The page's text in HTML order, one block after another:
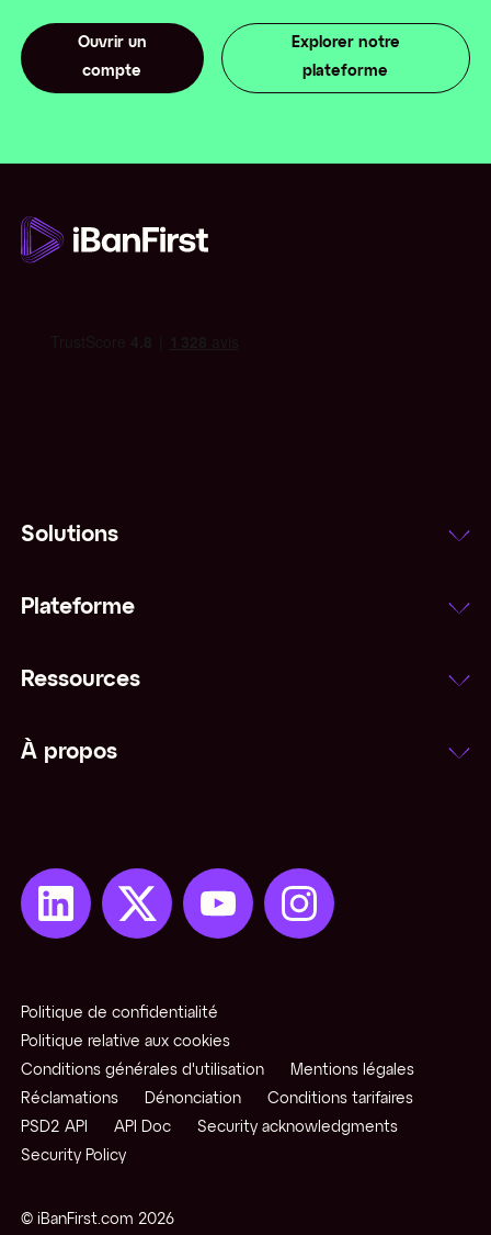
Ouvrir un
compte
Explorer notre
plateforme
Solutions
Plateforme
Ressources
À propos
© iBanFirst.com 2026
Politique de confidentialité
Politique relative aux cookies
Conditions générales d'utilisation
Mentions légales
Réclamations
Dénonciation
Conditions tarifaires
PSD2 API
API Doc
Security acknowledgments
Security Policy